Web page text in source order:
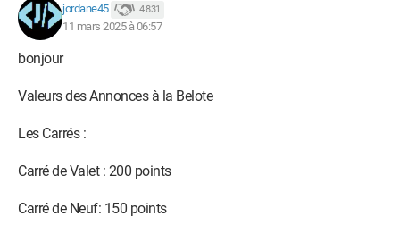
jordane45 4 831
11 mars 2025 à 06:57
bonjour
Valeurs des Annonces à la Belote
Les Carrés :
Carré de Valet : 200 points
Carré de Neuf: 150 points